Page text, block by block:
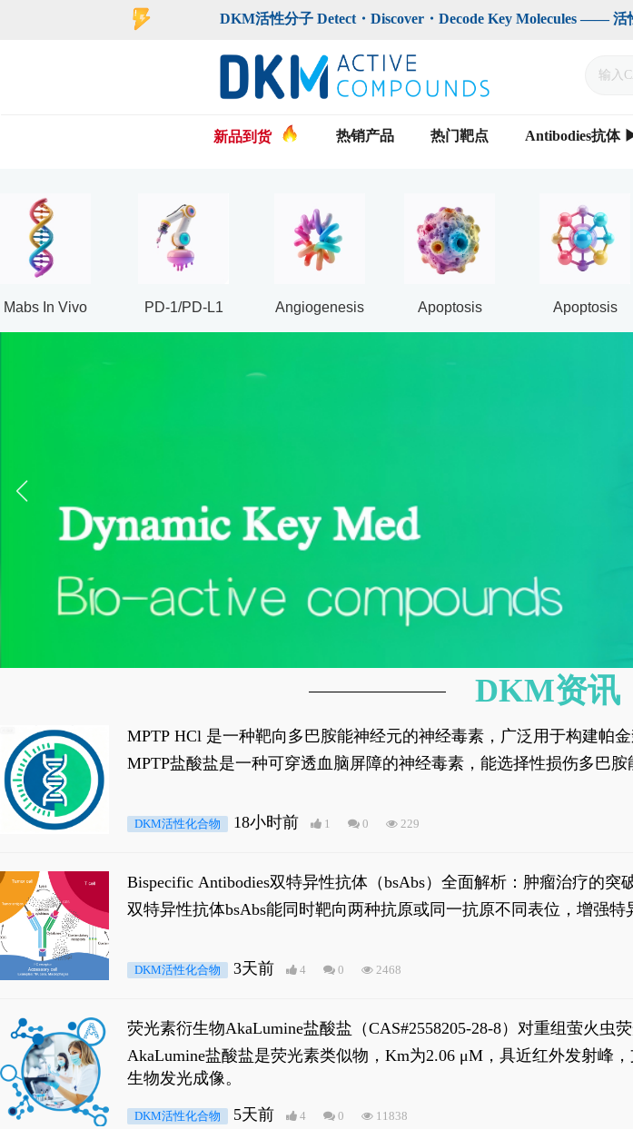
DKM活性分子 Detect・Discover・Decode Key Molecules —— 活
新品到货 热销产品 热门靶点 Antibodies抗体
Mabs In Vivo PD-1/PD-L1 Angiogenesis Apoptosis Apoptosis
MPTP HCl 是一种靶向多巴胺能神经元的神经毒素，广泛用于构建帕
经典应用即为选择性损毁中脑黑质致密部多巴胺能神经元，从而可靠
MPTP盐酸盐是一种可穿透血脑屏障的神经毒素，能选择性损伤多巴
DKM活性化合物 18小时前 1 0 229
Bispecific Antibodies双特异性抗体（bsAbs）全面解析：肿瘤治疗的突
双特异性抗体bsAbs能同时靶向两种抗原或同一抗原不同表位，增强
DKM活性化合物 3天前 4 0 2468
荧光素衍生物AkaLumine盐酸盐（CAS#2558205-28-8）对重组萤火
穿透能力，大幅增强成像信噪比，从而实现活体动物模型中极低给药
AkaLumine盐酸盐是荧光素类似物，Km为2.06 μM，具近红外发射峰
生物发光成像。
DKM活性化合物 5天前 4 0 11838
DKM资讯